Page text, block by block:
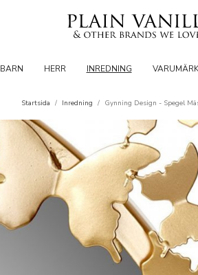
BARN HERR INREDNING
Startsida / Inredning / Gynning Design - Spegel